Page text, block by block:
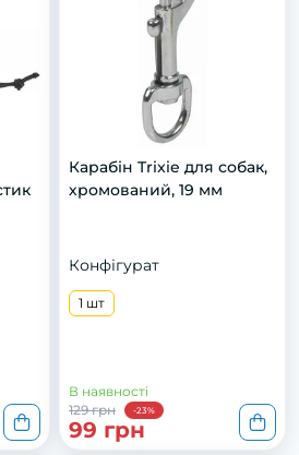
Карабін Trixie для собак,
хромований, 19 мм
Конфігурат
1 шт
В наявності
129 грн
-23%
99 грн